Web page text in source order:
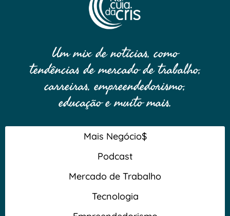
Um mix de notícias, como
tendências de mercado de trabalho,
carreiras, empreendedorismo,
educação e muito mais.
Mais Negócio$
Podcast
Mercado de Trabalho
Tecnologia